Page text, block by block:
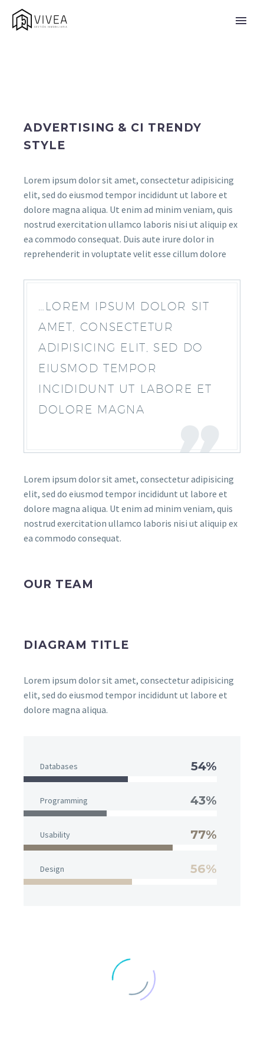
ADVERTISING & CI TRENDY
STYLE
Lorem ipsum dolor sit amet, consectetur adipisicing
elit, sed do eiusmod tempor incididunt ut labore et
dolore magna aliqua. Ut enim ad minim veniam, quis
nostrud exercitation ullamco laboris nisi ut aliquip ex
ea commodo consequat. Duis aute irure dolor in
reprehenderit in voluptate velit esse cillum dolore
…LOREM IPSUM DOLOR SIT
AMET, CONSECTETUR
ADIPISICING ELIT, SED DO
EIUSMOD TEMPOR
INCIDIDUNT UT LABORE ET
DOLORE MAGNA
Lorem ipsum dolor sit amet, consectetur adipisicing
elit, sed do eiusmod tempor incididunt ut labore et
dolore magna aliqua. Ut enim ad minim veniam, quis
nostrud exercitation ullamco laboris nisi ut aliquip ex
ea commodo consequat.
OUR TEAM
DIAGRAM TITLE
Lorem ipsum dolor sit amet, consectetur adipisicing
elit, sed do eiusmod tempor incididunt ut labore et
dolore magna aliqua.
Databases 54%
Programming 43%
Usability 77%
Design 56%